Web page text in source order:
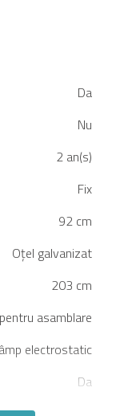
Da
Nu
2 an(s)
Fix
92 cm
Oțel galvanizat
203 cm
asamblare
electrostatic
Da